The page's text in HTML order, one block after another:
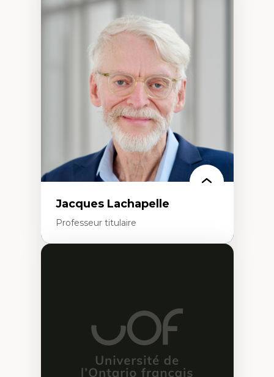
Expertises
Ethnographie critique des environnements
d’apprentissage des étudiant.e.s
Approche transdisciplinaire des
compétences socioaffectives et
interculturelles
Didactique des langues secondes et
compétence pragmatique
Andragogie
Méthodologies de recherche qualitative
Jacques Lachapelle
Professeur titulaire
l'environnement bâti
Conception de projet en milieu existant
Analyse critique en architecture et
enseignement du design architectural et